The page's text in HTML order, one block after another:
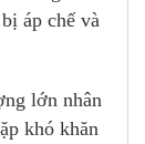
áp chế và
lớn nhân
khó khăn